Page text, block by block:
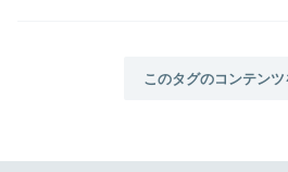
このタグのコンテン